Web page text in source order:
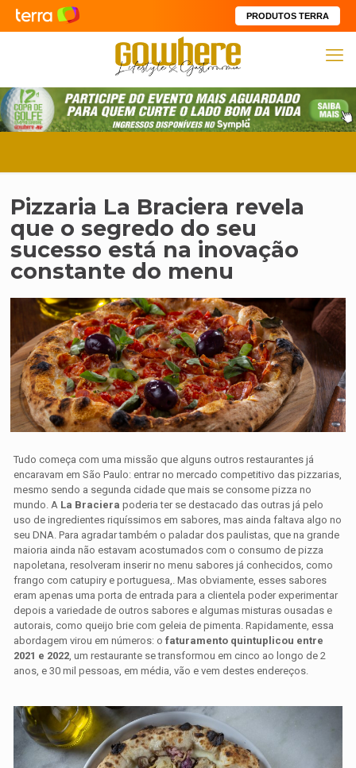
PRODUTOS TERRA
Pizzaria La Braciera revela
que o segredo do seu
sucesso está na inovação
constante do menu
Tudo começa com uma missão que alguns outros restaurantes já
encaravam em São Paulo: entrar no mercado competitivo das pizzarias,
mesmo sendo a segunda cidade que mais se consome pizza no
mundo. A La Braciera poderia ter se destacado das outras já pelo
uso de ingredientes riquíssimos em sabores, mas ainda faltava algo no
seu DNA. Para agradar também o paladar dos paulistas, que na grande
maioria ainda não estavam acostumados com o consumo de pizza
napoletana, resolveram inserir no menu sabores já conhecidos, como
frango com catupiry e portuguesa,. Mas obviamente, esses sabores
eram apenas uma porta de entrada para a clientela poder experimentar
depois a variedade de outros sabores e algumas misturas ousadas e
autorais, como queijo brie com geleia de pimenta. Rapidamente, essa
abordagem virou em números: ofaturamento quintuplicou entre
2021 e 2022, um restaurante se transformou em cinco ao longo de 2
anos, e 30 mil pessoas, em média, vão e vem destes endereços.